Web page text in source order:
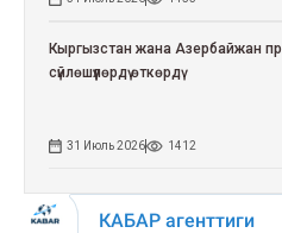
Кыргызстан жана Азербайжан
сүйлөшүүлөрдү өткөрдү
31 Июль 2026 1412